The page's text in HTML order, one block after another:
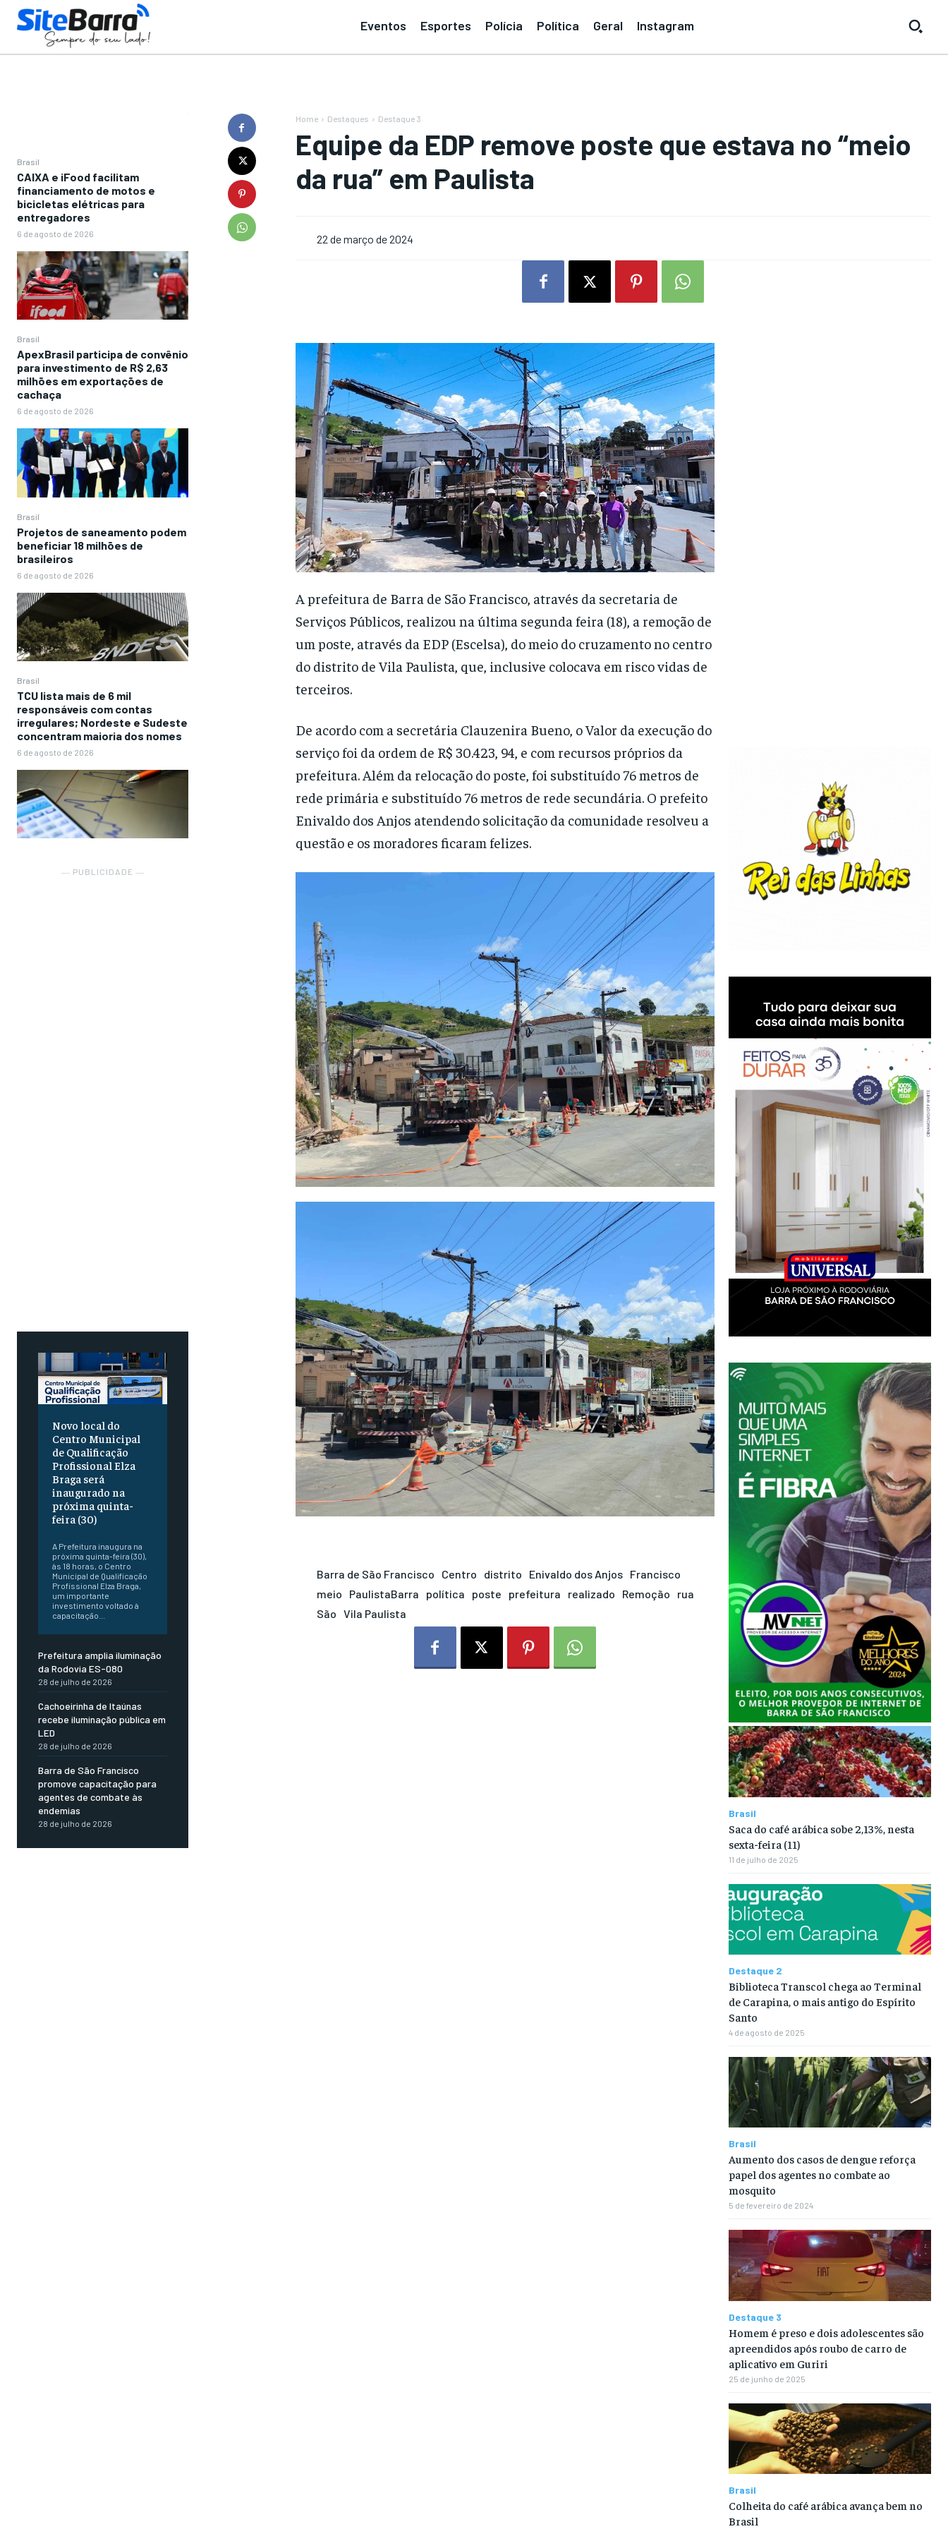
Eventos Esportes Polícia Política Geral Instagram
Brasil
CAIXA e iFood facilitam
financiamento de motos e
bicicletas elétricas para
entregadores
6 de agosto de 2026
Brasil
ApexBrasil participa de convênio
para investimento de R$ 2,63
milhões em exportações de
cachaça
6 de agosto de 2026
Brasil
Projetos de saneamento podem
beneficiar 18 milhões de
brasileiros
6 de agosto de 2026
Brasil
TCU lista mais de 6 mil
responsáveis com contas
irregulares; Nordeste e Sudeste
concentram maioria dos nomes
6 de agosto de 2026
― PUBLICIDADE ―
Novo local do
Centro Municipal
de Qualificação
Profissional Elza
Braga será
inaugurado na
próxima quinta-
feira (30)
A Prefeitura inaugura na
próxima quinta-feira (30),
às 18 horas, o Centro
Municipal de Qualificação
Profissional Elza Braga,
um importante
investimento voltado à
capacitação...
Prefeitura amplia iluminação
da Rodovia ES-080
28 de julho de 2026
Cachoeirinha de Itaúnas
recebe iluminação pública em
LED
28 de julho de 2026
Barra de São Francisco
promove capacitação para
agentes de combate às
endemias
28 de julho de 2026
Home Destaques Destaque 3
Equipe da EDP remove poste que estava no “meio
da rua” em Paulista
22 de março de 2024
A prefeitura de Barra de São Francisco, através da secretaria de
Serviços Públicos, realizou na última segunda feira (18), a remoção de
um poste, através da EDP (Escelsa), do meio do cruzamento no centro
do distrito de Vila Paulista, que, inclusive colocava em risco vidas de
terceiros.
De acordo com a secretária Clauzenira Bueno, o Valor da execução do
serviço foi da ordem de R$ 30.423, 94, e com recursos próprios da
prefeitura. Além da relocação do poste, foi substituído 76 metros de
rede primária e substituído 76 metros de rede secundária. O prefeito
Enivaldo dos Anjos atendendo solicitação da comunidade resolveu a
questão e os moradores ficaram felizes.
Barra de São Francisco Centro distrito Enivaldo dos Anjos Francisco
meio
PaulistaBarra política poste prefeitura realizado Remoção
rua
São Vila Paulista
Brasil
Saca do café arábica sobe 2,13%, nesta
sexta-feira (11)
11 de julho de 2025
Destaque 2
Biblioteca Transcol chega ao Terminal
de Carapina, o mais antigo do Espírito
Santo
4 de agosto de 2025
Brasil
Aumento dos casos de dengue reforça
papel dos agentes no combate ao
mosquito
5 de fevereiro de 2024
Destaque 3
Homem é preso e dois adolescentes são
apreendidos após roubo de carro de
aplicativo em Guriri
25 de junho de 2025
Brasil
Colheita do café arábica avança bem no
Brasil